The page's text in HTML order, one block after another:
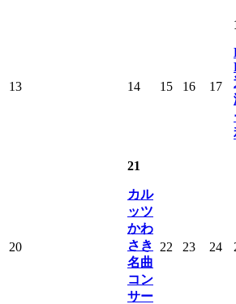
13 14 15 16 17
20
21
カル
ッツ
かわ
さき
名曲
コン
サー
22 23 24